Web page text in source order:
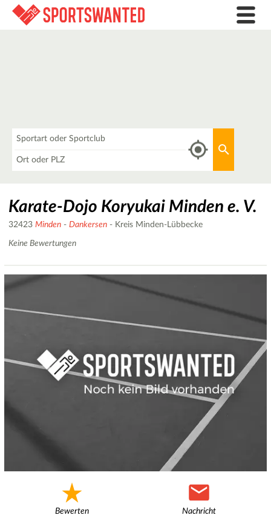
Karate-Dojo Koryukai Minden e. V.
32423 Minden - Dankersen - Kreis Minden-Lübbecke
Keine Bewertungen
Bewerten Nachricht